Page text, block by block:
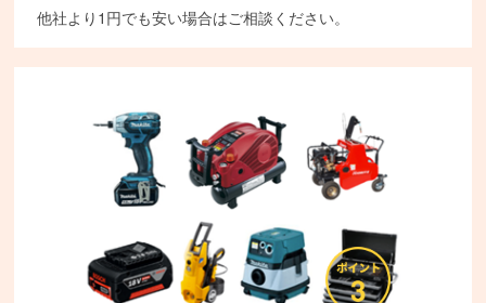
他社より1円でも安い場合はご相談ください。